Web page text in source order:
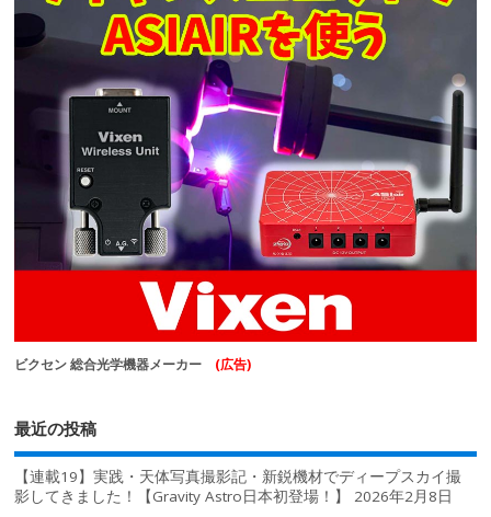
ビクセン 総合光学機器メーカー (広告)
最近の投稿
【連載19】実践・天体写真撮影記・新鋭機材でディープスカイ撮
影してきました！【Gravity Astro日本初登場！】
2026年2月8日